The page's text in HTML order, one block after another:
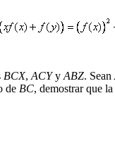
BCX, ACYy ABZ. Sean
de BC, demostrar que la